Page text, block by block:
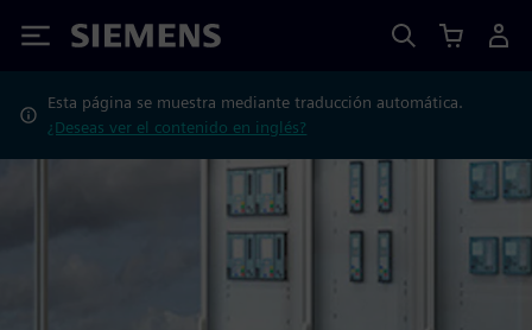
Siemens
Esta página se muestra mediante traducción automática.
¿Deseas ver el contenido en inglés?